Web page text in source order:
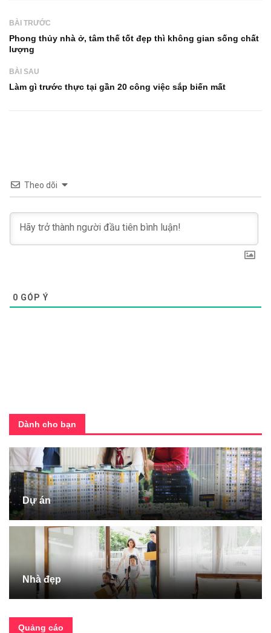
BÀI TRƯỚC
Phong thủy nhà ở, tâm thế tốt đẹp thì không gian sống chất
lượng
BÀI SAU
Làm gì trước thực tại gần 20 công việc sắp biến mất
Theo dõi
0 GÓP Ý
Dành cho bạn
Dự án
Nhà đẹp
Quảng cáo